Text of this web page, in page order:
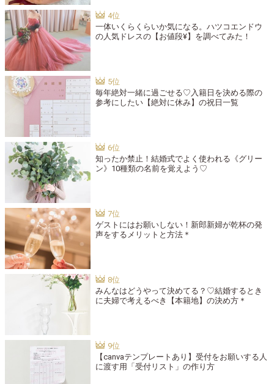
一体いくらくらいか気になる。ハツコエンドウ
の人気ドレスの【お値段¥】を調べてみた！
毎年絶対一緒に過ごせる♡入籍日を決める際の
参考にしたい【絶対に休み】の祝日一覧
知ったか禁止！結婚式でよく使われる《グリー
ン》10種類の名前を覚えよう♡
ゲストにはお願いしない！新郎新婦が乾杯の発
声をするメリットと方法＊
みんなはどうやって決めてる？♡結婚するとき
に夫婦で考えるべき【本籍地】の決め方＊
【canvaテンプレートあり】受付をお願いする人
に渡す用「受付リスト」の作り方